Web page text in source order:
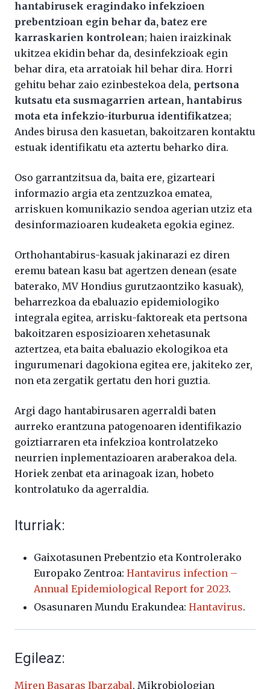
hantabirusek eragindako infekzioen
prebentzioan egin behar da, batez ere
karraskarien kontrolean; haien iraizkinak
ukitzea ekidin behar da, desinfekzioak egin
behar dira, eta arratoiak hil behar dira. Horri
gehitu behar zaio ezinbestekoa dela, pertsona
kutsatu eta susmagarrien artean, hantabirus
mota eta infekzio-iturburua identifikatzea;
Andes birusa den kasuetan, bakoitzaren kontaktu
estuak identifikatu eta aztertu beharko dira.
Oso garrantzitsua da, baita ere, gizarteari
informazio argia eta zentzuzkoa ematea,
arriskuen komunikazio sendoa agerian utziz eta
desinformazioaren kudeaketa egokia eginez.
Orthohantabirus-kasuak jakinarazi ez diren
eremu batean kasu bat agertzen denean (esate
baterako, MV Hondius gurutzaontziko kasuak),
beharrezkoa da ebaluazio epidemiologiko
integrala egitea, arrisku-faktoreak eta pertsona
bakoitzaren esposizioaren xehetasunak
aztertzea, eta baita ebaluazio ekologikoa eta
ingurumenari dagokiona egitea ere, jakiteko zer,
non eta zergatik gertatu den hori guztia.
Argi dago hantabirusaren agerraldi baten
aurreko erantzuna patogenoaren identifikazio
goiztiarraren eta infekzioa kontrolatzeko
neurrien inplementazioaren araberakoa dela.
Horiek zenbat eta arinagoak izan, hobeto
kontrolatuko da agerraldia.
Iturriak:
Gaixotasunen Prebentzio eta Kontrolerako
Europako Zentroa: Hantavirus infection –
Annual Epidemiological Report for 2023.
Osasunaren Mundu Erakundea: Hantavirus.
Egileaz:
Miren Basaras Ibarzabal, Mikrobiologian